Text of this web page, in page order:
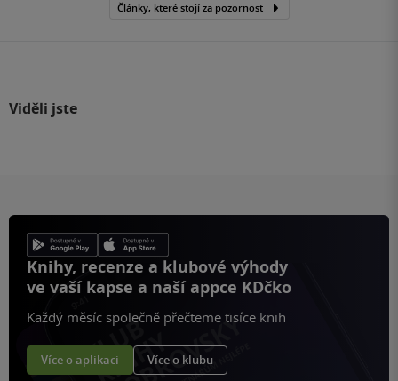
Články, které stojí za pozornost
Viděli jste
Knihy, recenze a klubové výhody
ve vaší kapse a naší appce KDčko
Každý měsíc společně přečteme tisíce knih
Více o aplikaci Více o klubu